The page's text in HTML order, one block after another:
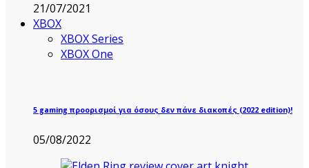
21/07/2021
XBOX
XBOX Series
XBOX One
5 gaming προορισμοί για όσους δεν πάνε διακοπές (2022 edition)!
05/08/2022